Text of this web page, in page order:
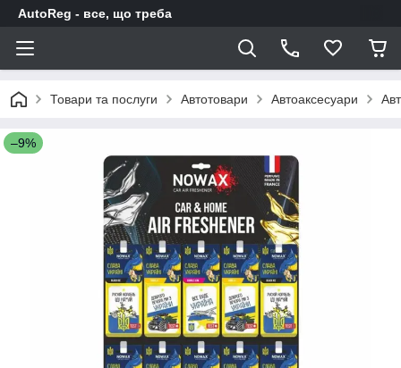
AutoReg - все, що треба
Товари та послуги Автотовари Автоаксесуари
–9%